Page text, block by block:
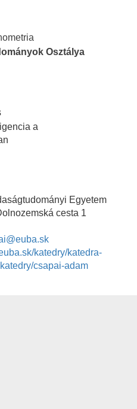
Osztálya
a
Egyetem
cesta 1
katedry/katedra-
csapai-adam